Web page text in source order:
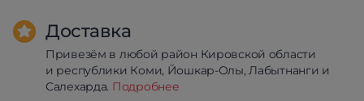
Доставка
Привезём в любой район Кировской области
и республики Коми, Йошкар-Олы, Лабытнанги и
Салехарда. Подробнее